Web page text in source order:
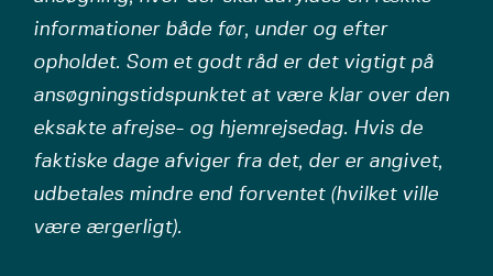
informationer både før, under og efter
opholdet. Som et godt råd er det vigtigt på
ansøgningstidspunktet at være klar over den
eksakte afrejse- og hjemrejsedag. Hvis de
faktiske dage afviger fra det, der er angivet,
udbetales mindre end forventet (hvilket ville
være ærgerligt).